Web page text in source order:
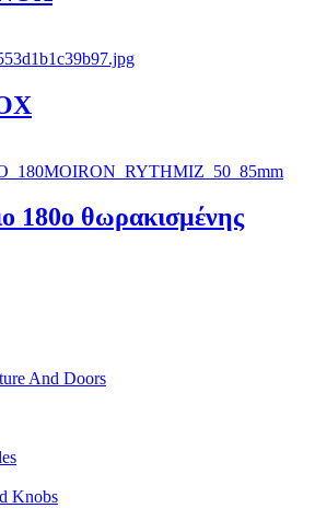
180ο θωρακισμένης
And Doors
Knobs